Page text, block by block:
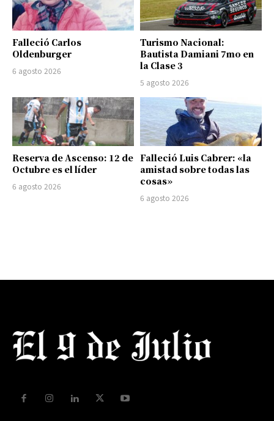
Falleció Carlos
Oldenburger
6 agosto 2026
Turismo Nacional:
Bautista Damiani 7mo en
la Clase 3
5 agosto 2026
Reserva de Ascenso: 12 de
Octubre es el líder
6 agosto 2026
Falleció Luis Cabrer: «la
amistad sobre todas las
cosas»
6 agosto 2026